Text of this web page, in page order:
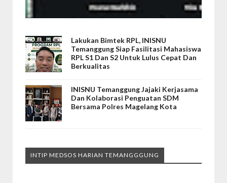
Lakukan Bimtek RPL, INISNU
Temanggung Siap Fasilitasi Mahasiswa
RPL S1 Dan S2 Untuk Lulus Cepat Dan
Berkualitas
INISNU Temanggung Jajaki Kerjasama
Dan Kolaborasi Penguatan SDM
Bersama Polres Magelang Kota
INTIP MEDSOS HARIAN TEMANGGGUNG